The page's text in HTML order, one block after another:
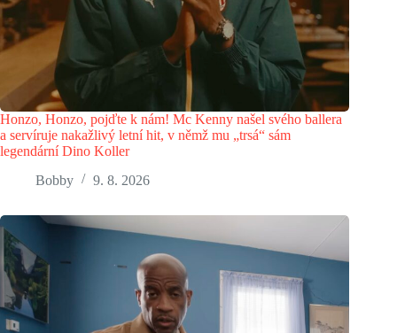
Honzo, Honzo, pojďte k nám! Mc Kenny našel svého ballera
a servíruje nakažlivý letní hit, v němž mu „trsá“ sám
legendární Dino Koller
Bobby
9. 8. 2026